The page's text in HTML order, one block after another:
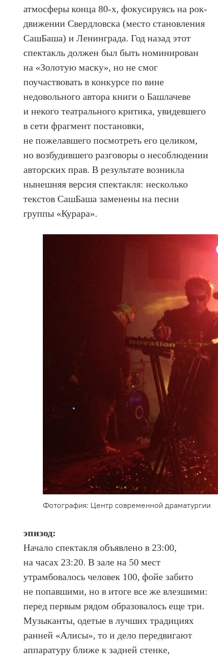
атмосферы конца 80-х, фокусируясь на рок-
движении Свердловска (место становления
СашБаша) и Ленинграда. Год назад этот
спектакль должен был быть номинирован
на «Золотую маску», но не смог
поучаствовать в конкурсе по вине
недовольного автора книги о Башлачеве
и некого театрального критика, увидевшего
в сети фрагмент постановки,
не пожелавшего посмотреть его целиком,
но возбудившего разговоры о несоблюдении
авторских прав. В результате возникла
нынешняя версия спектакля: несколько
текстов СашБаша заменены на песни
группы «Курара».
Фотография: Центр современной драматургии
эпизод:
Начало спектакля объявлено в 23:00,
на часах 23:20. В зале на 50 мест
утрамбовалось человек 100, фойе забито
не попавшими, но в итоге все же влезшими:
перед первым рядом образовалось еще три.
Музыканты, одетые в лучших традициях
ранней «Алисы», то и дело передвигают
аппаратуру ближе к задней стенке,